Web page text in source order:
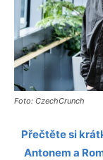
Foto: CzechCrunch
Přečtěte si
Antonem a